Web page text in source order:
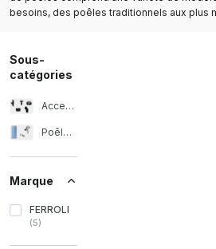
besoins, des poêles traditionnels aux plus
Sous-
catégories
Accessoires pour poêles à pellets
Poêle à granulés
Marque
FERROLI
(5)